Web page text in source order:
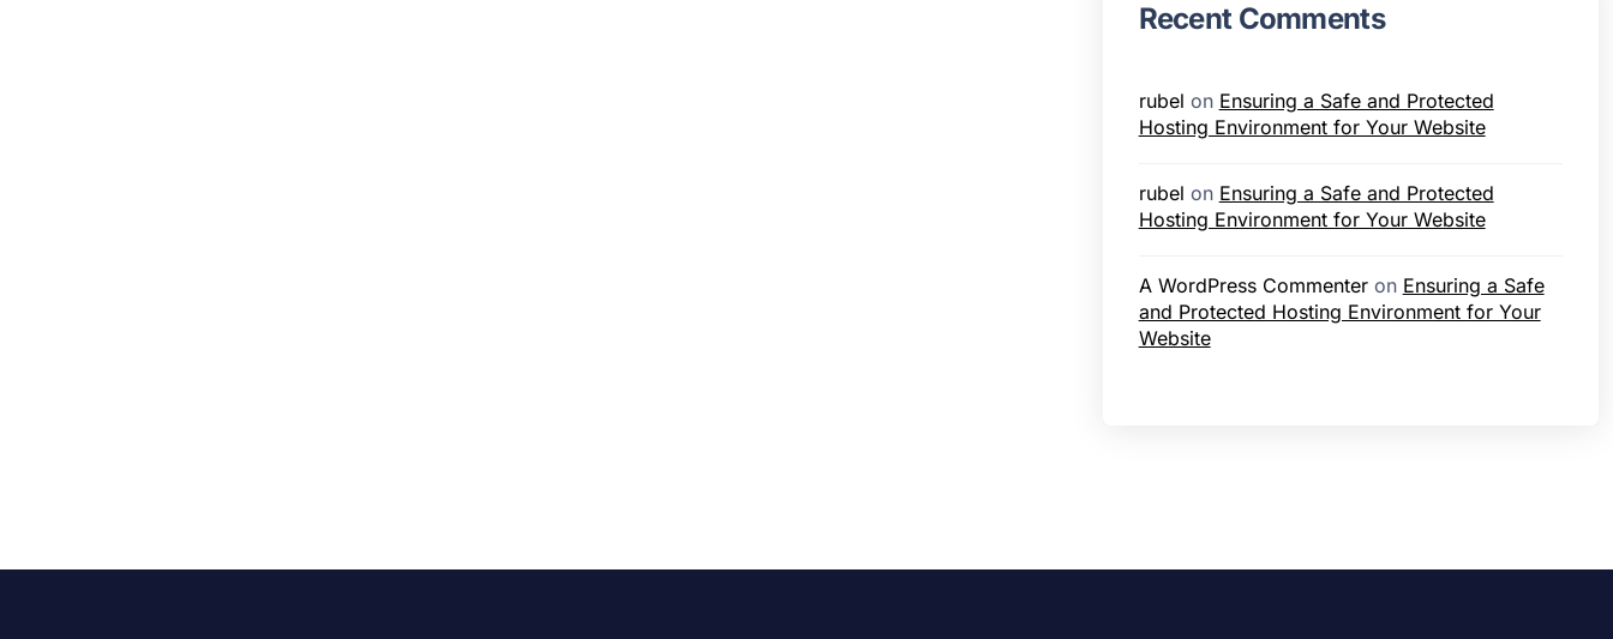
Recent Comments
rubel on Ensuring a Safe and Protected
Hosting Environment for Your Website
rubel on Ensuring a Safe and Protected
Hosting Environment for Your Website
A WordPress Commenteron Ensuring a Safe
and Protected Hosting Environment for Your
Website